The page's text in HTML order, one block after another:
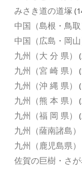
みさき道の道塚
中国（島根・鳥取
中国（広島・岡山
九州（大 分 県）
九州（宮 崎 県）
九州（沖 縄 県）
九州（熊 本 県）
九州（福 岡 県）
九州（薩南諸島）
九州（鹿児島県）
佐賀の巨樹・さ